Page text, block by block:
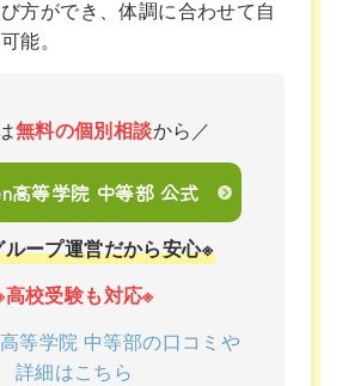
方ができ、体調に合わせて自
能。
無料の個別相談から／
高等学院 中等部 公式
ープ運営だから安心※
高校受験も対応※
等学院 中等部の口コミや
詳細はこちら